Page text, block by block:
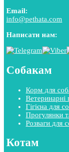
Email:
info@pethata.com
Написати нам:
Собакам
Корм для
Ветеринарні
Гігієна для
Прогулянки
Розваги для
Котам